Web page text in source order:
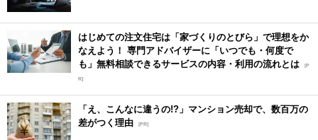
はじめての注文住宅は「家づくりのとびら」で理想をか
なえよう！ 専門アドバイザーに「いつでも・何度で
も」無料相談できるサービスの内容・利用の流れとは [P
R]
「え、こんなに違うの!?」マンション売却で、数百万の
差がつく理由 [PR]